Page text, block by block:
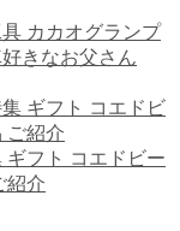
具 カカオグランプ
きなお父さん
ギフト コエドビー
紹介